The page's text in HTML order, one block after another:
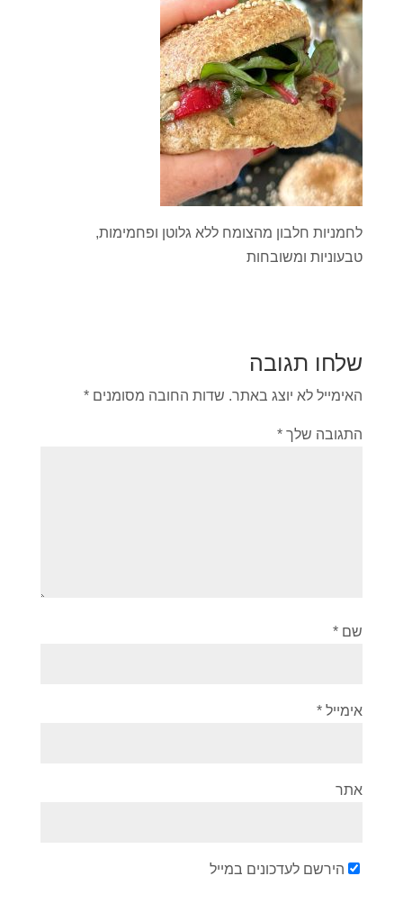
לחמניות חלבון מהצומח ללא גלוטן ופחמימות,
טבעוניות ומשובחות
שלחו תגובה
האימייל לא יוצג באתר. שדות החובה מסומנים *
התגובה שלך *
שם *
אימייל *
אתר
הירשם לעדכונים במייל